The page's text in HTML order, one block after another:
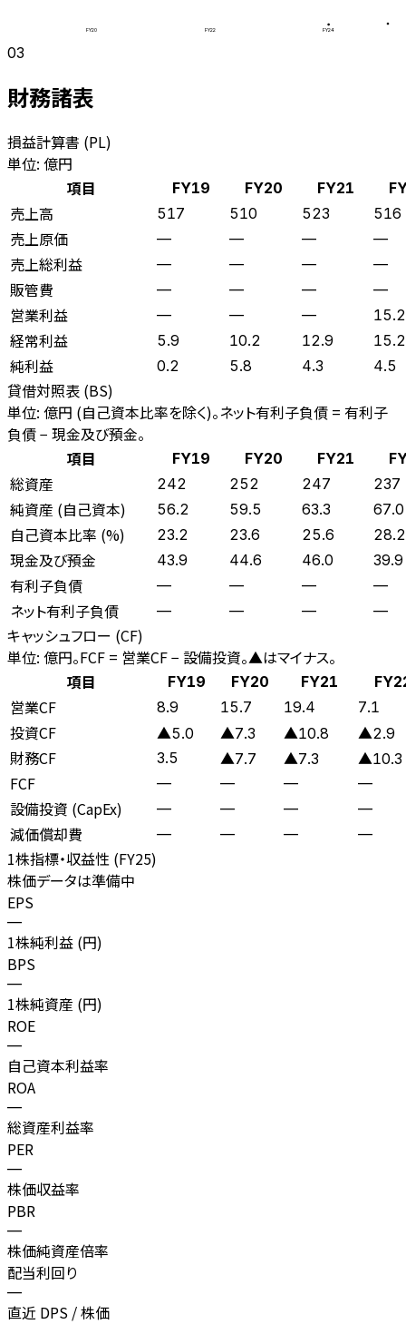
FY20 FY22 FY24
03
財務諸表
損益計算書 (PL)
単位: 億円
項目
FY19 FY20 FY21
売上高 517 510 523 516
売上原価 — — — —
売上総利益 — — — —
販管費 — — — —
営業利益 — — — 15.2
経常利益 5.9 10.2 12.9 15.2
純利益 0.2 5.8 4.3 4.5
貸借対照表 (BS)
単位: 億円 (自己資本比率を除く)。ネット有利子負債 = 有利子
負債 − 現金及び預金。
項目
FY19 FY20 FY21
総資産 242 252 247 237
純資産 (自己資本) 56.2 59.5 63.3 67.0
自己資本比率 (%) 23.2 23.6 25.6 28.2
現金及び預金 43.9 44.6 46.0 39.9
有利子負債 — — — —
ネット有利子負債 — — — —
キャッシュフロー (CF)
単位: 億円。FCF = 営業CF − 設備投資。▲はマイナス。
項目
FY19 FY20 FY21
営業CF 8.9 15.7 19.4 7.1
投資CF ▲5.0 ▲7.3 ▲10.8 ▲2.9
財務CF 3.5 ▲7.7 ▲7.3 ▲10.3
FCF — — — —
設備投資 (CapEx) — — — —
減価償却費 — — — —
1株指標・収益性 (FY25)
株価データは準備中
EPS
—
1株純利益 (円)
BPS
—
1株純資産 (円)
ROE
—
自己資本利益率
ROA
—
総資産利益率
PER
—
株価収益率
PBR
—
株価純資産倍率
配当利回り
—
直近 DPS / 株価